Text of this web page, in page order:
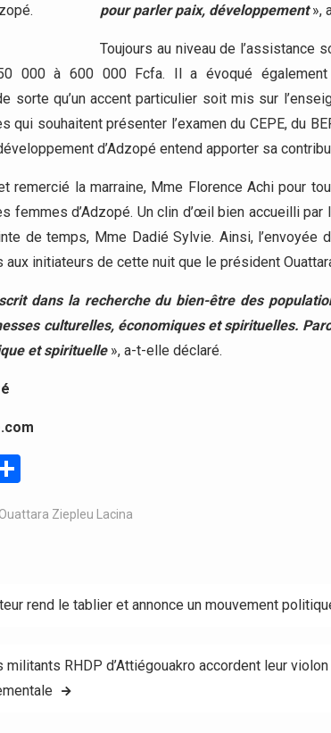
pour parler paix, développement»,
Toujours au niveau de l’assistance
000 à 600 000 Fcfa. Il a évoqué
sorte qu’un accent particulier soit mis sur
qui souhaitent présenter l’examen du CEPE, du
d’Adzopé entend apporter sa
remercié la marraine, Mme Florence Achi pour
femmes d’Adzopé. Un clin d’œil bien accueilli
de temps, Mme Dadié Sylvie. Ainsi,
initiateurs de cette nuit que le président
dans la recherche du bien-être des
culturelles, économiques et spirituelles.
et spirituelle», a-t-elle déclaré.
Ouattara Ziepleu Lacina
rend le tablier et annonce un mouvement
militants RHDP d’Attiégouakro accordent leur